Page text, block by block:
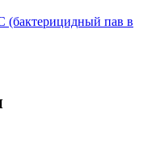
(бактерицидный пав в